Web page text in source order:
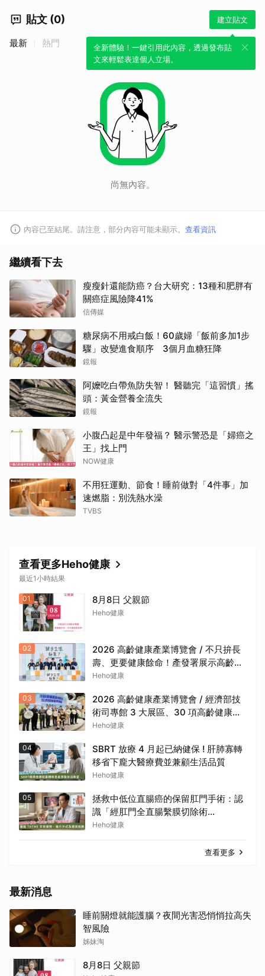
貼文 (0) 建立貼文
全新體驗！一鍵引用此內容，透過發布貼
文來輕鬆表達個人立場。
最新 熱門
尚無內容。
內容已至結尾。請注意，部分內容可能未顯示。 查看資訊
繼續看下去
瘦瘦針還能防癌？台大研究：13種和肥胖有
關癌症風險降41%
信傳媒
糖尿病不用戒白飯！60歲婦「飯前多加1步
驟」改變進食順序 3個月血糖狂降
鏡報
阿嬤吃白帶魚防失智！ 醫聽完「這習慣」搖
頭：黃金營養全流失
鏡報
小腹凸起是中年發福？ 醫示警恐是「婦癌之
王」找上門
NOW健康
不用狂運動、節食！睡前做對「4件事」加
速燃脂：別洗熱水澡
TVBS
查看更多Heho健康
最近1小時結果
01 8月8日 父親節
Heho健康
02
2026 高齡健康產業博覽會 / 不只拚長
壽、更要健康餘命！產發署展示高齡生
活新解方
Heho健康
03
2026 高齡健康產業博覽會 / 經濟部技
術司專館 3 大展區、30 項高齡健康科
技一次看
Heho健康
04
SBRT 放療 4 月起已納健保 ! 肝肺寡轉
移省下龐大醫療費並兼顧生活品質
Heho健康
05
拯救中低位直腸癌的保留肛門手術：認
識「經肛門全直腸繫膜切除術
（TaTME）」
Heho健康
查看更多
最新消息
睡前關燈就能護腦？夜間光害恐悄悄拉高失
智風險
姊妹淘
8月8日 父親節